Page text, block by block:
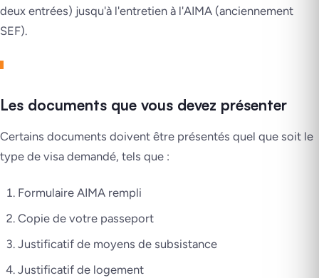
deux entrées) jusqu'à l'entretien à l'AIMA (anciennement
SEF).
Les documents que vous devez présenter
Certains documents doivent être présentés quel que soit le
type de visa demandé, tels que :
Formulaire AIMA rempli
Copie de votre passeport
Justificatif de moyens de subsistance
Justificatif de logement